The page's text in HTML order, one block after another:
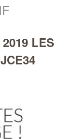
LES